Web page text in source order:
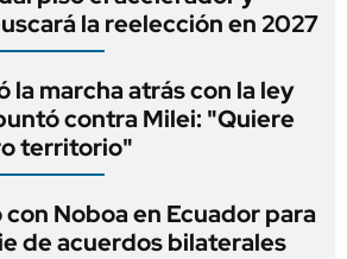
la reelección en 2027
la marcha atrás con la ley
contra Milei: "Quiere
territorio"
Noboa en Ecuador para
de acuerdos bilaterales